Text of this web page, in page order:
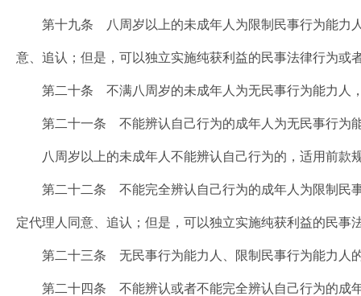
第十九条 八周岁以上的未成年人为限制民事行为能力人
意、追认；但是，可以独立实施纯获利益的民事法律行为或
第二十条 不满八周岁的未成年人为无民事行为能力人，
第二十一条 不能辨认自己行为的成年人为无民事行为能
八周岁以上的未成年人不能辨认自己行为的，适用前款
第二十二条 不能完全辨认自己行为的成年人为限制民事
定代理人同意、追认；但是，可以独立实施纯获利益的民
第二十三条 无民事行为能力人、限制民事行为能力人
第二十四条 不能辨认或者不能完全辨认自己行为的成年